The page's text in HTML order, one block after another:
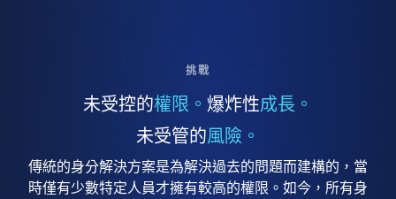
挑戰
未受控的權限。 爆炸性成長。
未受管的風險。
傳統的身分解決方案是為解決過去的問題而建構的，當
時僅有少數特定人員才擁有較高的權限。如今，所有身